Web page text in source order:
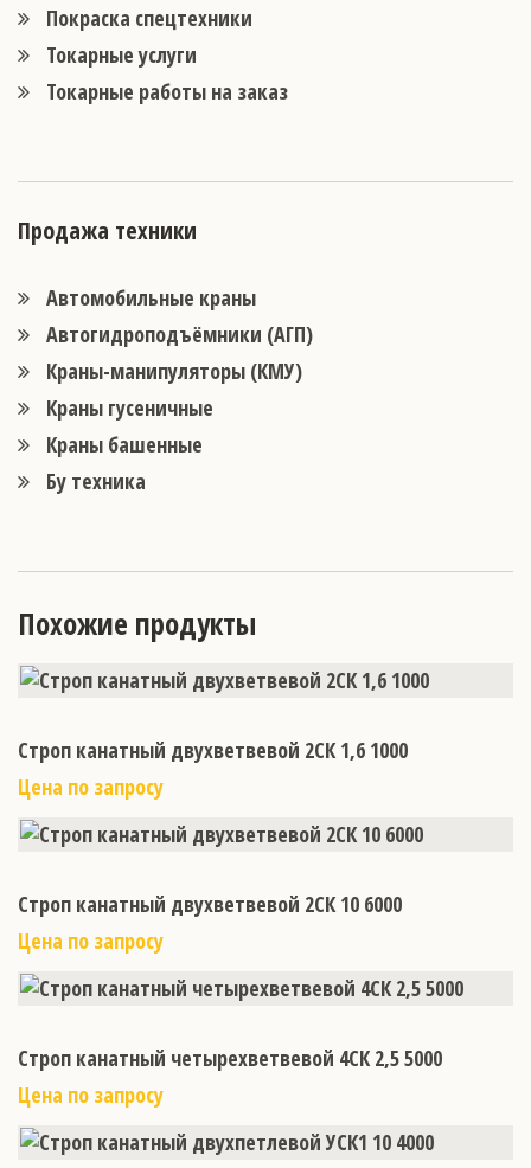
Покраска спецтехники
Токарные услуги
Токарные работы на заказ
Продажа техники
Автомобильные краны
Автогидроподъёмники (АГП)
Краны-манипуляторы (КМУ)
Краны гусеничные
Краны башенные
Бу техника
Похожие продукты
Строп канатный двухветвевой 2СК 1,6 1000
Цена по запросу
Строп канатный двухветвевой 2СК 10 6000
Цена по запросу
Строп канатный четырехветвевой 4СК 2,5 5000
Цена по запросу